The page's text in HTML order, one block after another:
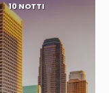
10 NOTTI